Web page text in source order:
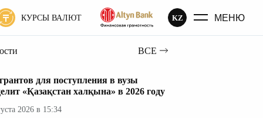
КУРСЫ ВАЛЮТ KZ МЕНЮ
ВСЕ
для поступления в вузы
«Қазақстан халқына» в 2026 году
2026 в 15:34